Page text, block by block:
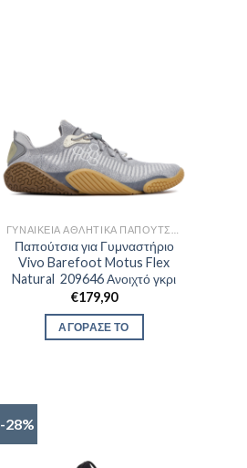
Παπούτσια για Γυμναστήριο
Vivo Barefoot Motus Flex
Natural 209646 Ανοιχτό γκρι
€179,90
ΑΓΟΡΑΣΕ ΤΟ
-28%